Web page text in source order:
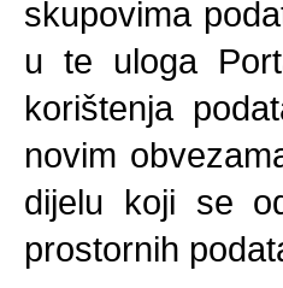
skupovima
u te uloga
korištenja
novim
dijelu koji se
prostornih